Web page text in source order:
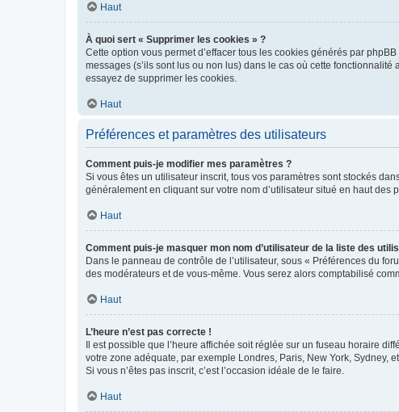
Haut
À quoi sert « Supprimer les cookies » ?
Cette option vous permet d’effacer tous les cookies générés par
messages (s’ils sont lus ou non lus) dans le cas où cette
essayez de supprimer les cookies.
Haut
Préférences et paramètres des utilisateurs
Comment puis-je modifier mes paramètres ?
Si vous êtes un utilisateur inscrit, tous vos paramètres sont stockés
généralement en cliquant sur votre nom d’utilisateur situé en haut des
Haut
Comment puis-je masquer mon nom d’utilisateur de la liste des
Dans le panneau de contrôle de l’utilisateur, sous « Préférences du
des modérateurs et de vous-même. Vous serez alors comptabilisé
Haut
L’heure n’est pas correcte !
Il est possible que l’heure affichée soit réglée sur un fuseau horaire
votre zone adéquate, par exemple Londres, Paris, New York, Sydney,
Si vous n’êtes pas inscrit, c’est l’occasion idéale de le faire.
Haut